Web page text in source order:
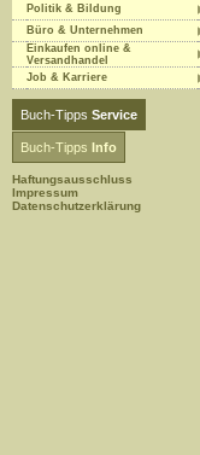
Politik & Bildung
Büro & Unternehmen
Einkaufen online &
Versandhandel
Job & Karriere
Buch-Tipps Service
Buch-Tipps Info
Haftungsausschluss
Impressum
Datenschutzerklärung